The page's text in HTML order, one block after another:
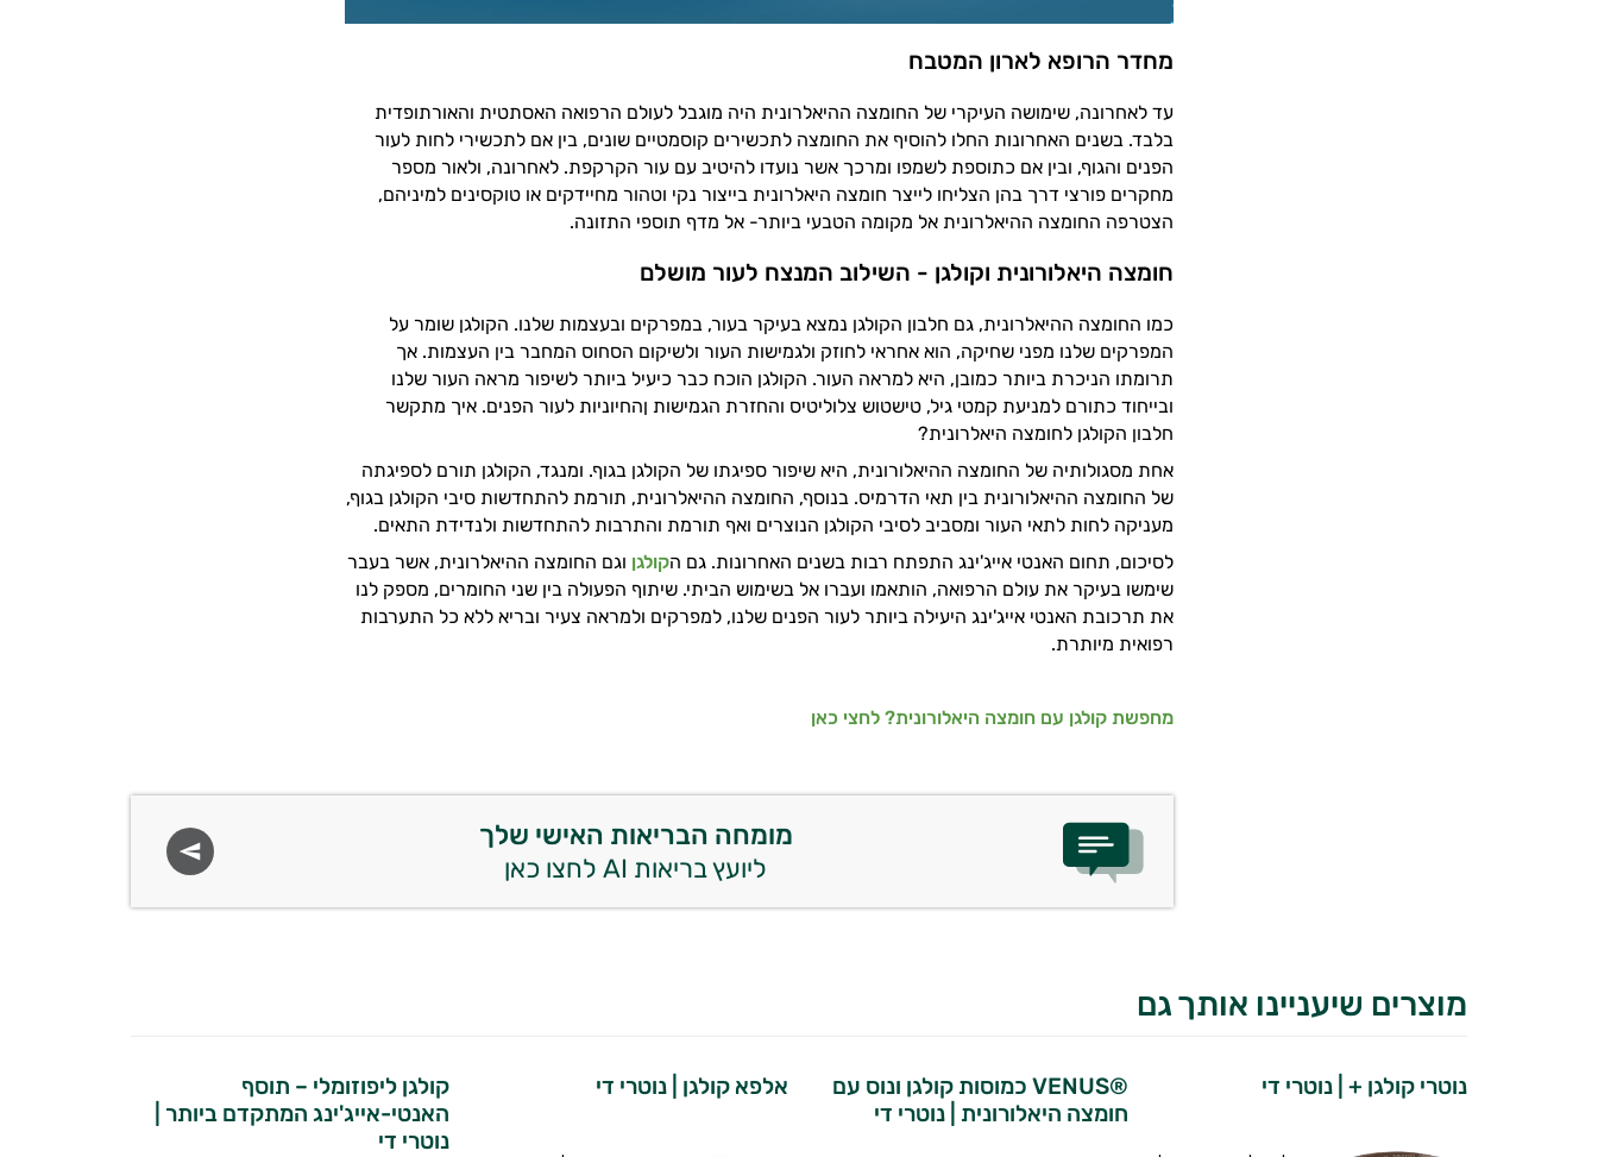
מחדר הרופא לארון המטבח
עד לאחרונה, שימושה העיקרי של החומצה ההיאלרונית היה מוגבל לעולם הרפואה האסתטית והאורתופדית
בלבד. בשנים האחרונות החלו להוסיף את החומצה לתכשירים קוסמטיים שונים, בין אם לתכשירי לחות לעור
הפנים והגוף, ובין אם כתוספת לשמפו ומרכך אשר נועדו להיטיב עם עור הקרקפת. לאחרונה, ולאור מספר
מחקרים פורצי דרך בהן הצליחו לייצר חומצה היאלרונית בייצור נקי וטהור מחיידקים או טוקסינים למיניהם,
הצטרפה החומצה ההיאלרונית אל מקומה הטבעי ביותר- אל מדף תוספי התזונה.
חומצה היאלורונית וקולגן - השילוב המנצח לעור מושלם
כמו החומצה ההיאלרונית, גם חלבון הקולגן נמצא בעיקר בעור, במפרקים ובעצמות שלנו. הקולגן שומר על
המפרקים שלנו מפני שחיקה, הוא אחראי לחוזק ולגמישות העור ולשיקום הסחוס המחבר בין העצמות. אך
תרומתו הניכרת ביותר כמובן, היא למראה העור. הקולגן הוכח כבר כיעיל ביותר לשיפור מראה העור שלנו
ובייחוד כתורם למניעת קמטי גיל, טישטוש צלוליטיס והחזרת הגמישות ןהחיוניות לעור הפנים. איך מתקשר
חלבון הקולגן לחומצה היאלרונית?
אחת מסגולותיה של החומצה ההיאלורונית, היא שיפור ספיגתו של הקולגן בגוף. ומנגד, הקולגן תורם לספיגתה
של החומצה ההיאלורונית בין תאי הדרמיס. בנוסף, החומצה ההיאלרונית, תורמת להתחדשות סיבי הקולגן בגוף,
מעניקה לחות לתאי העור ומסביב לסיבי הקולגן הנוצרים ואף תורמת והתרבות להתחדשות ולנדידת התאים.
לסיכום, תחום האנטי אייג'ינג התפתח רבות בשנים האחרונות. גם הקולגן וגם החומצה ההיאלרונית, אשר בעבר
שימשו בעיקר את עולם הרפואה, הותאמו ועברו אל בשימוש הביתי. שיתוף הפעולה בין שני החומרים, מספק לנו
את תרכובת האנטי אייג'ינג היעילה ביותר לעור הפנים שלנו, למפרקים ולמראה צעיר ובריא ללא כל התערבות
רפואית מיותרת.
מחפשת קולגן עם חומצה היאלורונית? לחצי כאן
מומחה הבריאות האישי שלך
ליועץ בריאות AI לחצו כאן
מוצרים שיעניינו אותך גם
נוטרי קולגן + | נוטרי די
®VENUS כמוסות קולגן ונוס עם
חומצה היאלורונית | נוטרי די
אלפא קולגן | נוטרי די
קולגן ליפוזומלי – תוסף
האנטי-אייג'ינג המתקדם ביותר |
נוטרי די